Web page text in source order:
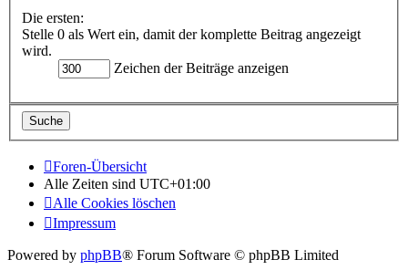
Die ersten:
Stelle 0 als Wert ein, damit der komplette Beitrag angezeigt
wird.
Zeichen der Beiträge anzeigen
Foren-Übersicht
Alle Zeiten sind UTC+01:00
Alle Cookies löschen
Impressum
Powered by phpBB® Forum Software © phpBB Limited